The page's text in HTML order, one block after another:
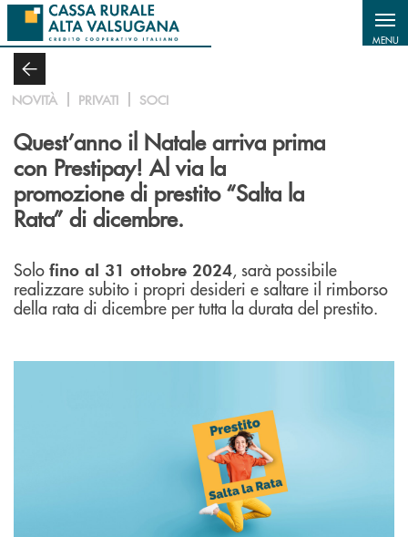
Salta al contenuto principale
MENU
NOVITÀ PRIVATI SOCI
Quest’anno il Natale arriva prima
con Prestipay! Al via la
promozione di prestito “Salta la
Rata” di dicembre.
Solo fino al 31 ottobre 2024, sarà possibile
realizzare subito i propri desideri e saltare il rimborso
della rata di dicembre per tutta la durata del prestito.